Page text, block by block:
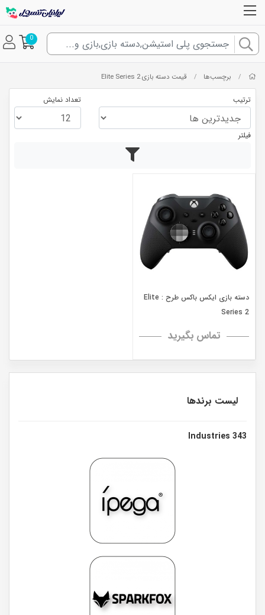
0
/ برچسب‌ها / قیمت دسته بازی Elite Series 2
ترتیب تعداد نمایش
فیلتر
دسته بازی ایکس باکس طرح : Elite
Series 2
تماس بگیرید
لیست برندها
343 Industries